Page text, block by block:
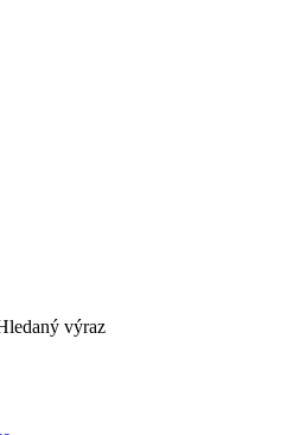
výraz